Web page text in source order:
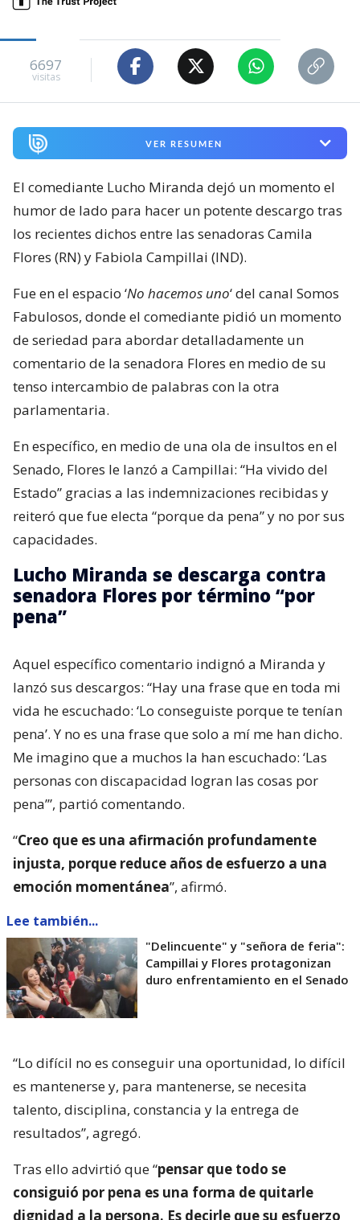
6697
visitas
VER RESUMEN
El comediante Lucho Miranda dejó un momento el
humor de lado para hacer un potente descargo tras
los recientes dichos entre las senadoras Camila
Flores (RN) y Fabiola Campillai (IND).
Fue en el espacio ‘No hacemos uno‘ del canal Somos
Fabulosos, donde el comediante pidió un momento
de seriedad para abordar detalladamente un
comentario de la senadora Flores en medio de su
tenso intercambio de palabras con la otra
parlamentaria.
En específico, en medio de una ola de insultos en el
Senado, Flores le lanzó a Campillai: “Ha vivido del
Estado” gracias a las indemnizaciones recibidas y
reiteró que fue electa “porque da pena” y no por sus
capacidades.
Lucho Miranda se descarga contra
senadora Flores por término “por
pena”
Aquel específico comentario indignó a Miranda y
lanzó sus descargos: “Hay una frase que en toda mi
vida he escuchado: ‘Lo conseguiste porque te tenían
pena’. Y no es una frase que solo a mí me han dicho.
Me imagino que a muchos la han escuchado: ‘Las
personas con discapacidad logran las cosas por
pena’”, partió comentando.
“Creo que es una afirmación profundamente
injusta, porque reduce años de esfuerzo a una
emoción momentánea”, afirmó.
Lee también...
"Delincuente" y "señora de feria":
Campillai y Flores protagonizan
duro enfrentamiento en el Senado
“Lo difícil no es conseguir una oportunidad, lo difícil
es mantenerse y, para mantenerse, se necesita
talento, disciplina, constancia y la entrega de
resultados”, agregó.
Tras ello advirtió que “pensar que todo se
consiguió por pena es una forma de quitarle
dignidad a la persona. Es decirle que su esfuerzo